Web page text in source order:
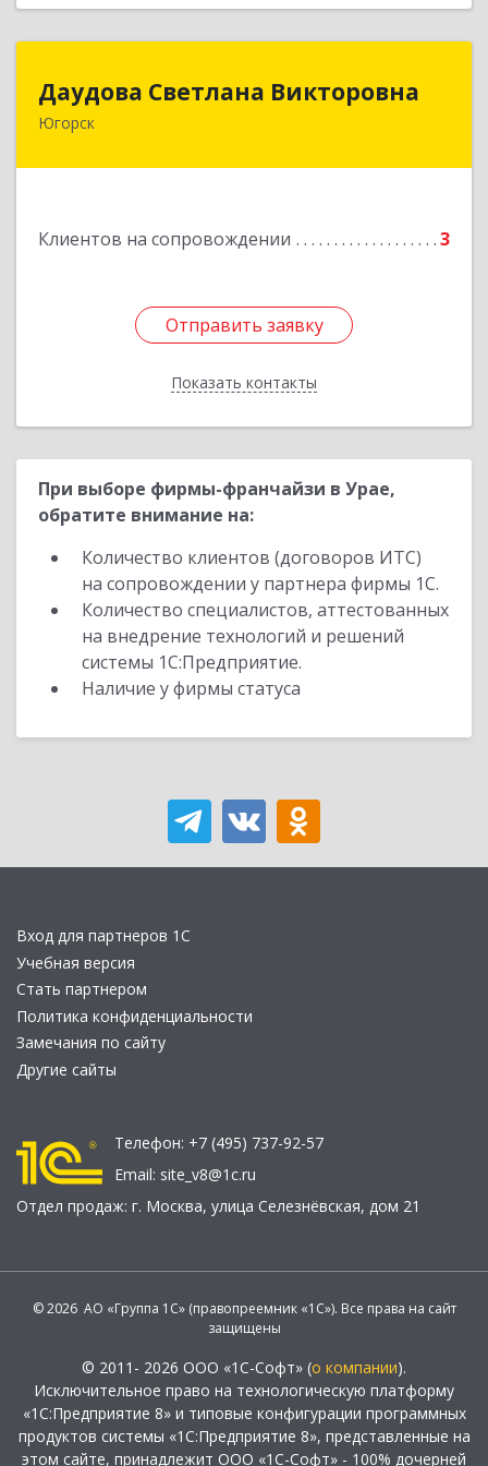
Даудова Светлана Викторовна
Югорск
Клиентов на сопровождении 3
Отправить заявку
Показать контакты
Отправить заявку
Назад
При выборе фирмы-франчайзи в Урае,
обратите внимание на:
Количество клиентов (договоров ИТС)
на сопровождении у партнера фирмы 1С.
Количество специалистов, аттестованных
на внедрение технологий и решений
системы 1С:Предприятие.
Наличие у фирмы статуса
Вход для партнеров 1С
Учебная версия
Стать партнером
Политика конфиденциальности
Замечания по сайту
Другие сайты
Телефон: +7 (495) 737-92-57
Email: site_v8@1c.ru
Отдел продаж: г. Москва, улица Селезнёвская, дом 21
© 2026 АО «Группа 1С» (правопреемник «1С»). Все права на сайт
защищены
© 2011- 2026 ООО «1С-Софт» (о компании).
Исключительное право на технологическую платформу
«1С:Предприятие 8» и типовые конфигурации программных
продуктов системы «1С:Предприятие 8», представленные на
этом сайте, принадлежит ООО «1С-Софт» - 100% дочерней